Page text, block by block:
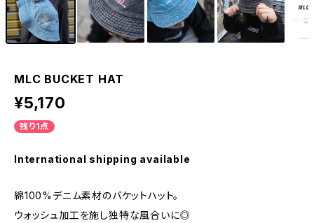
MLC BUCKET HAT
¥5,170
残り1点
International shipping available
綿100%デニム素材のバケットハット。
ウォッシュ加工を施し独特な風合いに◎